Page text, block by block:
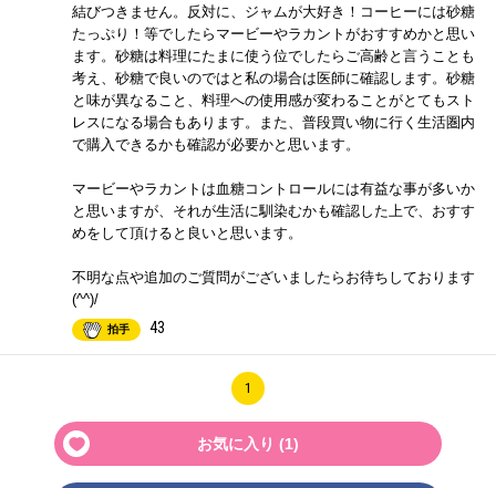
結びつきません。反対に、ジャムが大好き！コーヒーには砂糖
たっぷり！等でしたらマービーやラカントがおすすめかと思い
ます。砂糖は料理にたまに使う位でしたらご高齢と言うことも
考え、砂糖で良いのではと私の場合は医師に確認します。砂糖
と味が異なること、料理への使用感が変わることがとてもスト
レスになる場合もあります。また、普段買い物に行く生活圏内
で購入できるかも確認が必要かと思います。
マービーやラカントは血糖コントロールには有益な事が多いか
と思いますが、それが生活に馴染むかも確認した上で、おすす
めをして頂けると良いと思います。
不明な点や追加のご質問がございましたらお待ちしております
(^^)/
拍手 43
1
お気に入り (1)